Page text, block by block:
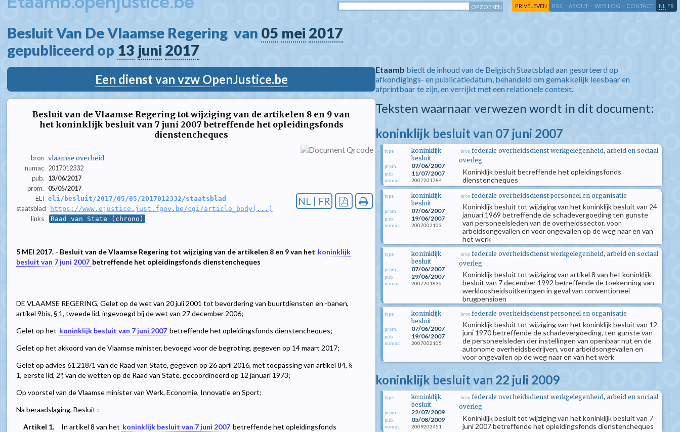
PRIVÉLEVEN RSS - ABOUT - WEB LOG - CONTACT NL FR
Besluit Van De Vlaamse Regering  van 05 mei 2017
gepubliceerd op 13 juni 2017
Een dienst van vzw OpenJustice.be
Besluit van de Vlaamse Regering tot wijziging van de artikelen 8 en 9 van
het koninklijk besluit van 7 juni 2007 betreffende het opleidingsfonds
dienstencheques
bron vlaamse overheid
numac 2017012332
pub.
13/06/2017
prom.
05/05/2017
ELI eli/besluit/2017/05/05/2017012332/staatsblad
staatsblad https://www.ejustice.just.fgov.be/cgi/article_body(...)
links Raad van State (chrono)
NL | FR
5 MEI 2017. - Besluit van de Vlaamse Regering tot wijziging van de artikelen 8 en 9 van het koninklijk
besluit van 7 juni 2007 betreffende het opleidingsfonds dienstencheques
DE VLAAMSE REGERING, Gelet op de wet van 20 juli 2001 tot bevordering van buurtdiensten en -banen,
artikel 9bis, § 1, tweede lid, ingevoegd bij de wet van 27 december 2006;
Gelet op het koninklijk besluit van 7 juni 2007 betreffende het opleidingsfonds dienstencheques;
Gelet op het akkoord van de Vlaamse minister, bevoegd voor de begroting, gegeven op 14 maart 2017;
Gelet op advies 61.218/1 van de Raad van State, gegeven op 26 april 2016, met toepassing van artikel 84, §
1, eerste lid, 2°, van de wetten op de Raad van State, gecoördineerd op 12 januari 1973;
Op voorstel van de Vlaamse minister van Werk, Economie, Innovatie en Sport;
Na beraadslaging, Besluit :
Artikel 1.
In artikel 8 van het koninklijk besluit van 7 juni 2007 betreffende het opleidingsfonds
Etaamb biedt de inhoud van de Belgisch Staatsblad aan gesorteerd op
afkondigings- en publicatiedatum, behandeld om gemakkelijk leesbaar en
afprintbaar te zijn, en verrijkt met een relationele context.
Teksten waarnaar verwezen wordt in dit document:
koninklijk besluit van 07 juni 2007
type
koninklijk
besluit
prom. 07/06/2007
pub. 11/07/2007
numac 2007201784
bron federale overheidsdienst werkgelegenheid, arbeid en sociaal
overleg
Koninklijk besluit betreffende het opleidingsfonds
dienstencheques
type
koninklijk
besluit
prom. 07/06/2007
pub. 19/06/2007
numac 2007002103
bron federale overheidsdienst personeel en organisatie
Koninklijk besluit tot wijziging van het koninklijk besluit van 24
januari 1969 betreffende de schadevergoeding ten gunste
van personeelsleden van de overheidssector, voor
arbeidsongevallen en voor ongevallen op de weg naar en van
het werk
type
koninklijk
besluit
prom. 07/06/2007
pub. 29/06/2007
numac 2007201836
bron federale overheidsdienst werkgelegenheid, arbeid en sociaal
overleg
Koninklijk besluit tot wijziging van artikel 8 van het koninklijk
besluit van 7 december 1992 betreffende de toekenning van
werkloosheidsuitkeringen in geval van conventioneel
brugpensioen
type
koninklijk
besluit
prom. 07/06/2007
pub. 19/06/2007
numac 2007002105
bron federale overheidsdienst personeel en organisatie
Koninklijk besluit tot wijziging van het koninklijk besluit van 12
juni 1970 betreffende de schadevergoeding, ten gunste van
de personeelsleden der instellingen van openbaar nut en de
autonome overheidsbedrijven, voor arbeidsongevallen en
voor ongevallen op de weg naar en van het werk
koninklijk besluit van 22 juli 2009
type
koninklijk
besluit
prom. 22/07/2009
pub. 05/08/2009
numac 2009203451
bron federale overheidsdienst werkgelegenheid, arbeid en sociaal
overleg
Koninklijk besluit tot wijziging van het koninklijk besluit van 7
juni 2007 betreffende het opleidingsfonds dienstencheques